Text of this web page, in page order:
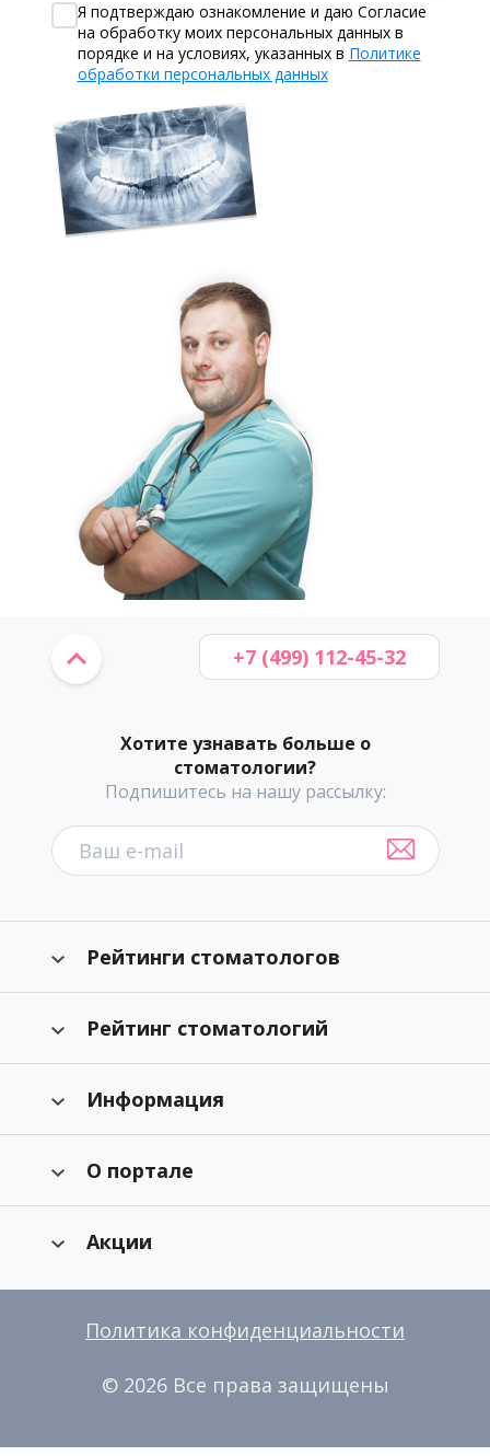
Я подтверждаю ознакомление и даю Согласие
на обработку моих персональных данных в
порядке и на условиях, указанных в Политике
обработки персональных данных
Хотите узнавать больше о
стоматологии?
Подпишитесь на нашу рассылку:
+7 (499) 112-45-32
Рейтинги стоматологов
Рейтинг стоматологий
Информация
О портале
Акции
Политика конфиденциальности
© 2026 Все права защищены